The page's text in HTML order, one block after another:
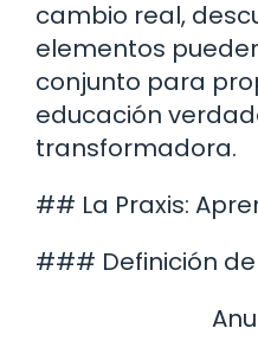
cambio real,
elementos
conjunto para
educación
transformadora.
## La Praxis:
### Definición de